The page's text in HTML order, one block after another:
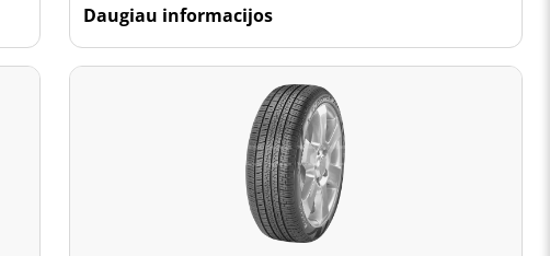
Daugiau informacijos